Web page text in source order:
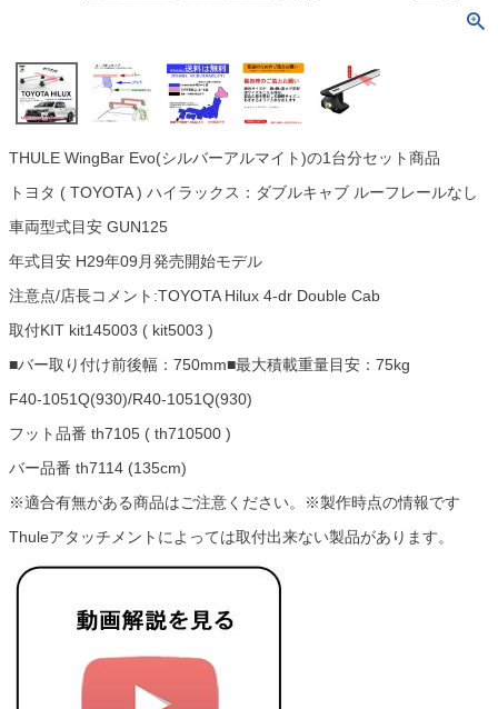
THULE WingBar Evo(シルバーアルマイト)の1台分セット商品
トヨタ ( TOYOTA ) ハイラックス：ダブルキャブ ルーフレールなし
車両型式目安 GUN125
年式目安 H29年09月発売開始モデル
注意点/店長コメント:TOYOTA Hilux 4-dr Double Cab
取付KIT kit145003 ( kit5003 )
■バー取り付け前後幅：750mm■最大積載重量目安：75kg
F40-1051Q(930)/R40-1051Q(930)
フット品番 th7105 ( th710500 )
バー品番 th7114 (135cm)
※適合有無がある商品はご注意ください。※製作時点の情報です
Thuleアタッチメントによっては取付出来ない製品があります。